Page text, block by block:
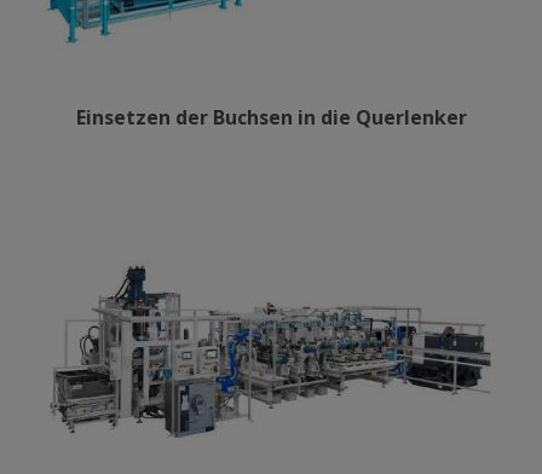
Einsetzen der Buchsen in die Querlenker